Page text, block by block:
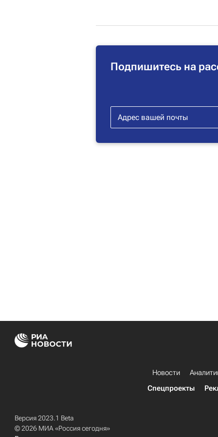
Подпишитесь на
Новости
Спецпроекты
Версия 2023.1 Beta
© 2026 МИА «Россия сегодня»